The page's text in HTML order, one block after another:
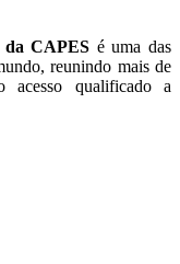
da CAPES é uma das
reunindo mais de
acesso qualificado a